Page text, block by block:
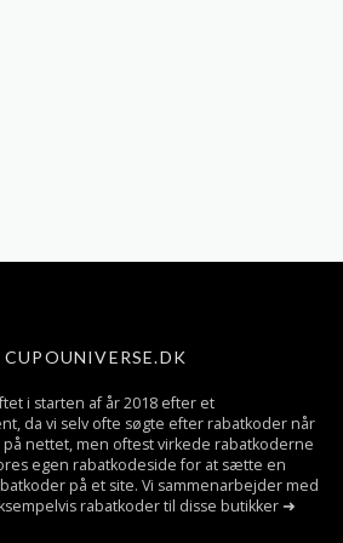
i starten af år 2018 efter et
da vi selv ofte søgte efter rabatkoder når
nettet, men oftest virkede rabatkoderne
egen rabatkodeside for at sætte en
på et site. Vi sammenarbejder med
rabatkoder til disse butikker ➜